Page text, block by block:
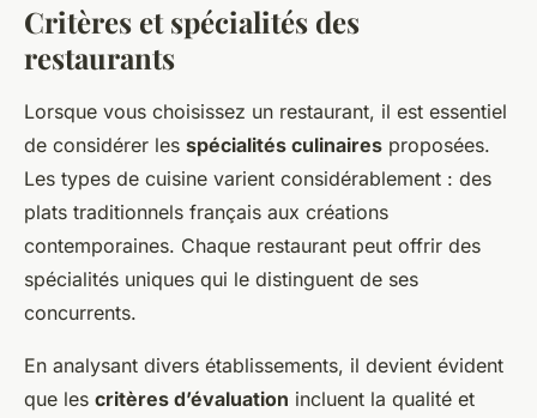
Critères et spécialités des
restaurants
Lorsque vous choisissez un restaurant, il est essentiel
de considérer les spécialités culinaires proposées.
Les types de cuisine varient considérablement : des
plats traditionnels français aux créations
contemporaines. Chaque restaurant peut offrir des
spécialités uniques qui le distinguent de ses
concurrents.
En analysant divers établissements, il devient évident
que les critères d’évaluation incluent la qualité et